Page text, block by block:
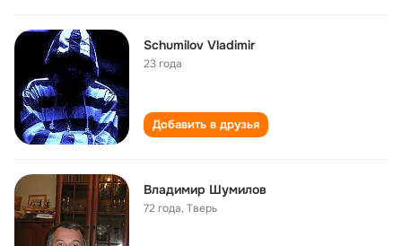
Schumilov Vladimir
23 года
Добавить в друзья
Владимир Шумилов
72 года,Тверь